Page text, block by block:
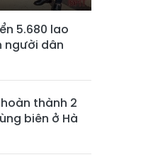
5.680 lao
người dân
thành 2
biên ở Hà